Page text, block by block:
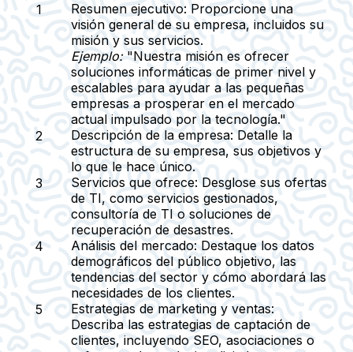
Resumen ejecutivo: Proporcione una
visión general de su empresa, incluidos su
misión y sus servicios.
Ejemplo:"Nuestra misión es ofrecer
soluciones informáticas de primer nivel y
escalables para ayudar a las pequeñas
empresas a prosperar en el mercado
actual impulsado por la tecnología."
Descripción de la empresa: Detalle la
estructura de su empresa, sus objetivos y
lo que le hace único.
Servicios que ofrece: Desglose sus ofertas
de TI, como servicios gestionados,
consultoría de TI o soluciones de
recuperación de desastres.
Análisis del mercado: Destaque los datos
demográficos del público objetivo, las
tendencias del sector y cómo abordará las
necesidades de los clientes.
Estrategias de marketing y ventas:
Describa las estrategias de captación de
clientes, incluyendo SEO, asociaciones o